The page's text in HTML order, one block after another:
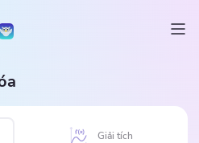
Giải tích